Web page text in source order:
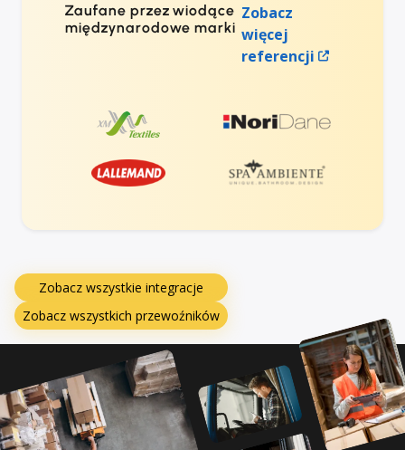
Zaufane przez wiodące
międzynarodowe marki
Zobacz
więcej
referencji
Zobacz wszystkie integracje
Zobacz wszystkich przewoźników